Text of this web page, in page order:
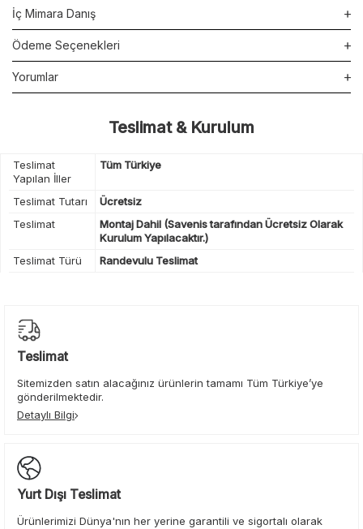
İç Mimara Danış
Ödeme Seçenekleri
Yorumlar
Teslimat & Kurulum
Teslimat
Yapılan İller
Tüm Türkiye
Teslimat Tutarı
Ücretsiz
Teslimat
Montaj Dahil (Savenis tarafından Ücretsiz Olarak
Kurulum Yapılacaktır.)
Teslimat Türü
Randevulu Teslimat
Teslimat
Sitemizden satın alacağınız ürünlerin tamamı Tüm Türkiye’ye
gönderilmektedir.
Detaylı Bilgi
Yurt Dışı Teslimat
Ürünlerimizi Dünya'nın her yerine garantili ve sigortalı olarak